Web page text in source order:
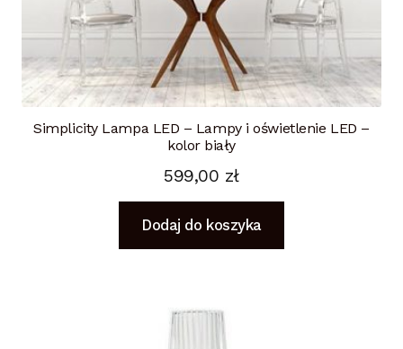
Simplicity Lampa LED – Lampy i oświetlenie LED –
kolor biały
599,00 zł
Dodaj do koszyka